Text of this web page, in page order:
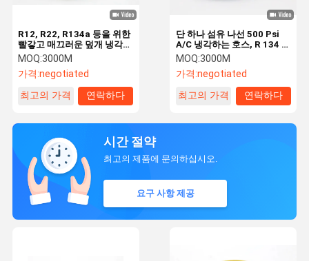
R12, R22, R134a 등을 위한
빨갛고 매끄러운 덮개 냉각하
는 위탁 호스
MOQ:3000M
가격:negotiated
최고의 가격
연락하다
단 하나 섬유 나선 500 Psi
A/C 냉각하는 호스, R 134 냉
각하는 호스
MOQ:3000M
가격:negotiated
최고의 가격
연락하다
시간 절약
최고의 제품에 문의하십시오.
요구 사항 제공